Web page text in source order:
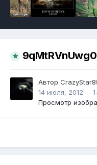
9qMtRVnUwg0
Автор
14 июля, 2012
Просмотр